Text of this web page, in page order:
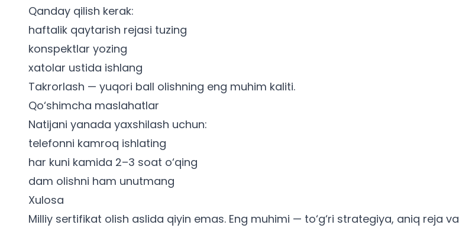
Qanday qilish kerak:
haftalik qaytarish rejasi tuzing
konspektlar yozing
xatolar ustida ishlang
Takrorlash — yuqori ball olishning eng muhim kaliti.
Qo‘shimcha maslahatlar
Natijani yanada yaxshilash uchun:
telefonni kamroq ishlating
har kuni kamida 2–3 soat o‘qing
dam olishni ham unutmang
Xulosa
Milliy sertifikat olish aslida qiyin emas. Eng muhimi — to‘g‘ri strategiya, aniq reja va